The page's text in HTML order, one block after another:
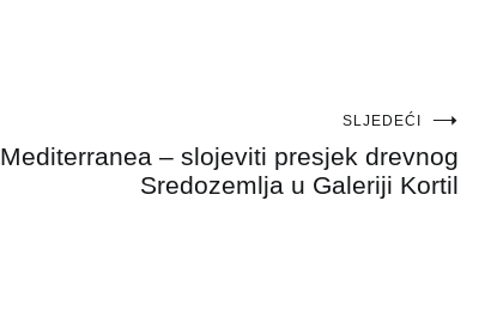
SLJEDEĆI
Mediterranea – slojeviti presjek drevnog
Sredozemlja u Galeriji Kortil